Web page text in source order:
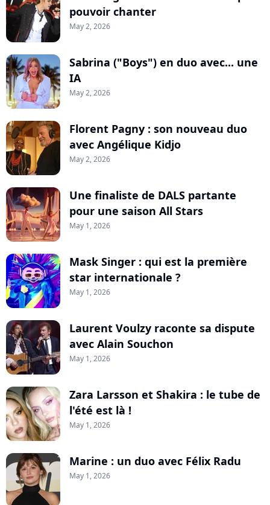
pouvoir chanter
May 2, 2026
Sabrina ("Boys") en duo avec... une
IA
May 2, 2026
Florent Pagny : son nouveau duo
avec Angélique Kidjo
May 2, 2026
Une finaliste de DALS partante
pour une saison All Stars
May 1, 2026
Mask Singer : qui est la première
star internationale ?
May 1, 2026
Laurent Voulzy raconte sa dispute
avec Alain Souchon
May 1, 2026
Zara Larsson et Shakira : le tube de
l'été est là !
May 1, 2026
Marine : un duo avec Félix Radu
May 1, 2026